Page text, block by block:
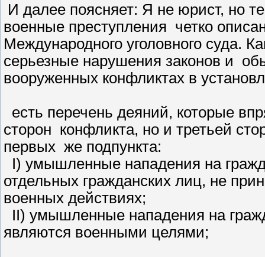
И далее поясняет: Я не юрист, но
военные преступления четко
Международного уголовного суда.
серьезные нарушения законов и
вооруженных конфликтах в
есть перечень деяний, которые
сторон конфликта, но и третьей
первых же подпункта:
I) умышленные нападения на
отдельных гражданских лиц, не
военных действиях;
II) умышленные нападения на
являются военными целями;